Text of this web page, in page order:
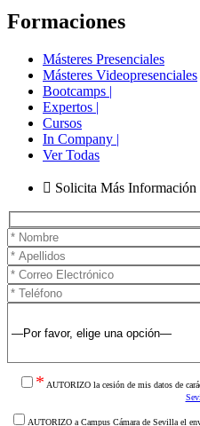
Formaciones
Másteres Presenciales
Másteres Videopresenciales
Bootcamps |
Expertos |
Cursos
In Company |
Ver Todas
Solicita Más Información
* AUTORIZO la cesión de mis datos de
AUTORIZO a Campus Cámara de Sevilla el